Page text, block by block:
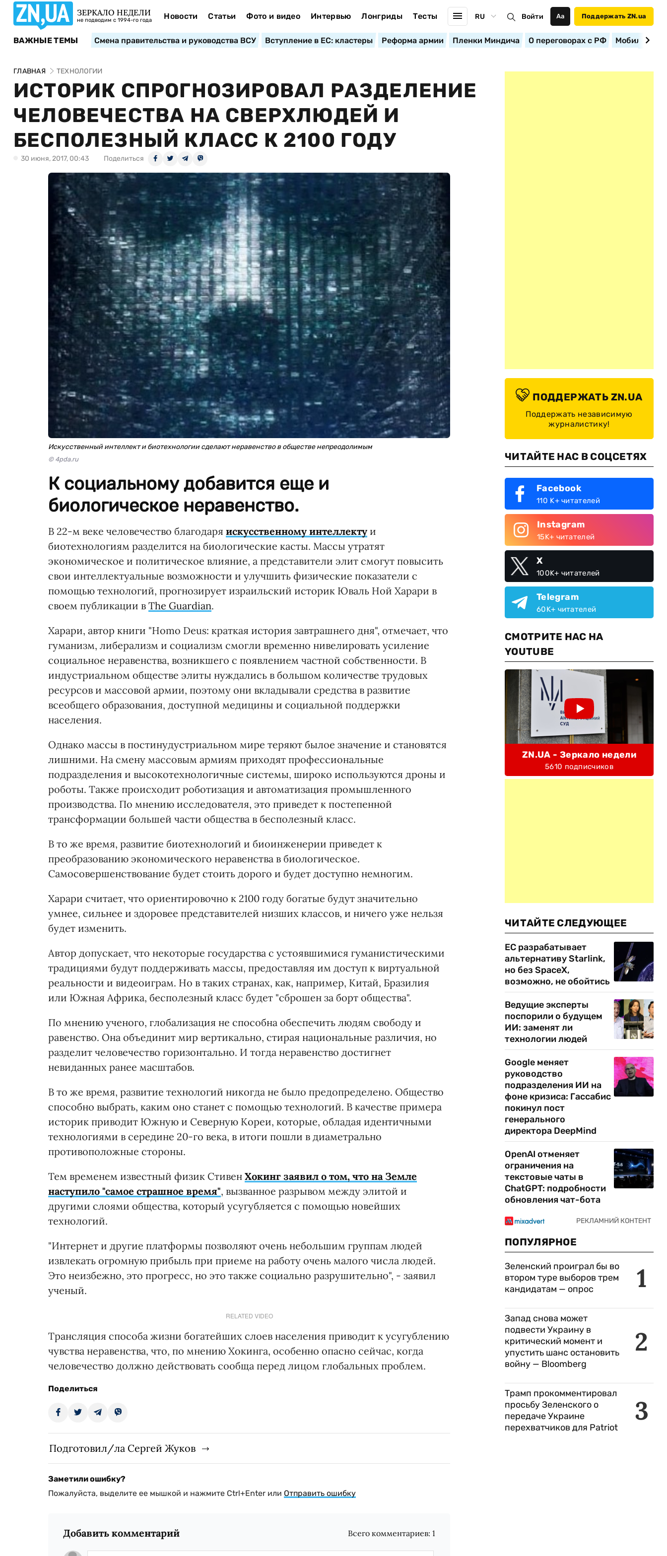
ЗЕРКАЛО НЕДЕЛИ
не подводим с 1994-го года Новости Статьи Фото и видео Интервью Лонгриды Тесты RU Войти Аа Поддержать ZN.ua
ВАЖНЫЕ ТЕМЫ Смена правительства и руководства ВСУ Вступление в ЕС: кластеры Реформа армии Пленки Миндича О переговорах с РФ
ГЛАВНАЯ ТЕХНОЛОГИИ
ИСТОРИК СПРОГНОЗИРОВАЛ РАЗДЕЛЕНИЕ
ЧЕЛОВЕЧЕСТВА НА СВЕРХЛЮДЕЙ И
БЕСПОЛЕЗНЫЙ КЛАСС К 2100 ГОДУ
30 июня, 2017, 00:43 Поделиться
Искусственный интеллект и биотехнологии сделают неравенство в обществе непреодолимым
© 4pda.ru
К социальному добавится еще и
биологическое неравенство.
В 22-м веке человечество благодаря искусственному интеллекту и
биотехнологиям разделится на биологические касты. Массы утратят
экономическое и политическое влияние, а представители элит смогут повысить
свои интеллектуальные возможности и улучшить физические показатели с
помощью технологий, прогнозирует израильский историк Юваль Ной Харари в
своем публикации в The Guardian.
Харари, автор книги "Homo Deus: краткая история завтрашнего дня", отмечает, что
гуманизм, либерализм и социализм смогли временно нивелировать усиление
социальное неравенства, возникшего с появлением частной собственности. В
индустриальном обществе элиты нуждались в большом количестве трудовых
ресурсов и массовой армии, поэтому они вкладывали средства в развитие
всеобщего образования, доступной медицины и социальной поддержки
населения.
Однако массы в постинудустриальном мире теряют былое значение и становятся
лишними. На смену массовым армиям приходят профессиональные
подразделения и высокотехнологичные системы, широко используются дроны и
роботы. Также происходит роботизация и автоматизация промышленного
производства. По мнению исследователя, это приведет к постепенной
трансформации большей части общества в бесполезный класс.
В то же время, развитие биотехнологий и биоинженерии приведет к
преобразованию экономического неравенства в биологическое.
Самосовершенствование будет стоить дорого и будет доступно немногим.
Харари считает, что ориентировочно к 2100 году богатые будут значительно
умнее, сильнее и здоровее представителей низших классов, и ничего уже нельзя
будет изменить.
Автор допускает, что некоторые государства с устоявшимися гуманистическими
традициями будут поддерживать массы, предоставляя им доступ к виртуальной
реальности и видеоиграм. Но в таких странах, как, например, Китай, Бразилия
или Южная Африка, бесполезный класс будет "сброшен за борт общества".
По мнению ученого, глобализация не способна обеспечить людям свободу и
равенство. Она объединит мир вертикально, стирая национальные различия, но
разделит человечество горизонтально. И тогда неравенство достигнет
невиданных ранее масштабов.
В то же время, развитие технологий никогда не было предопределено. Общество
способно выбрать, каким оно станет с помощью технологий. В качестве примера
историк приводит Южную и Северную Кореи, которые, обладая идентичными
технологиями в середине 20-го века, в итоги пошли в диаметрально
противоположные стороны.
Тем временем известный физик Стивен Хокинг заявил о том, что на Земле
наступило "самое страшное время", вызванное разрывом между элитой и
другими слоями общества, который усугубляется с помощью новейших
технологий.
"Интернет и другие платформы позволяют очень небольшим группам людей
извлекать огромную прибыль при приеме на работу очень малого числа людей.
Это неизбежно, это прогресс, но это также социально разрушительно", - заявил
ученый.
RELATED VIDEO
Трансляция способа жизни богатейших слоев населения приводит к усугублению
чувства неравенства, что, по мнению Хокинга, особенно опасно сейчас, когда
человечество должно действовать сообща перед лицом глобальных проблем.
Поделиться
Подготовил/ла Сергей Жуков
Заметили ошибку?
Пожалуйста, выделите ее мышкой и нажмите Ctrl+Enter или Отправить ошибку
Добавить комментарий Всего комментариев:1
ПОДДЕРЖАТЬ ZN.UA
Поддержать независимую
журналистику!
ЧИТАЙТЕ НАС В СОЦСЕТЯХ
Facebook
110 K+ читателей
Instagram
15K+ читателей
X
100K+ читателей
Telegram
60K+ читателей
СМОТРИТЕ НАС НА
YOUTUBE
ZN.UA - Зеркало недели
5610 подписчиков
ЧИТАЙТЕ СЛЕДУЮЩЕЕ
ЕС разрабатывает
альтернативу Starlink,
но без SpaceX,
возможно, не обойтись
Ведущие эксперты
поспорили о будущем
ИИ: заменят ли
технологии людей
Google меняет
руководство
подразделения ИИ на
фоне кризиса: Гассабис
покинул пост
генерального
директора DeepMind
OpenAI отменяет
ограничения на
текстовые чаты в
ChatGPT: подробности
обновления чат-бота
ПОПУЛЯРНОЕ
1
Зеленский проиграл бы во
втором туре выборов трем
кандидатам — опрос
2
Запад снова может
подвести Украину в
критический момент и
упустить шанс остановить
войну — Bloomberg
3
Трамп прокомментировал
просьбу Зеленского о
передаче Украине
перехватчиков для Patriot